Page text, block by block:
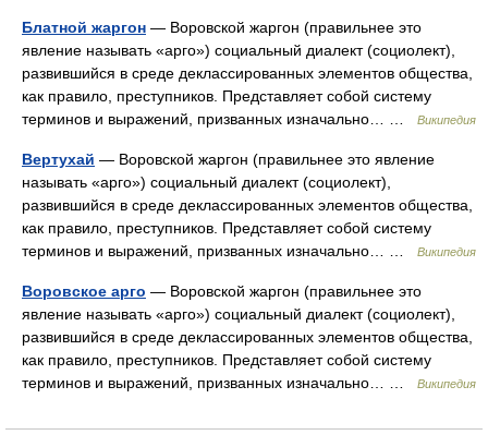
Блатной жаргон — Воровской жаргон (правильнее это
явление называть «арго») социальный диалект (социолект),
развившийся в среде деклассированных элементов общества,
как правило, преступников. Представляет собой систему
терминов и выражений, призванных изначально… …
Википедия
Вертухай — Воровской жаргон (правильнее это явление
называть «арго») социальный диалект (социолект),
развившийся в среде деклассированных элементов общества,
как правило, преступников. Представляет собой систему
терминов и выражений, призванных изначально… …
Википедия
Воровское арго — Воровской жаргон (правильнее это
явление называть «арго») социальный диалект (социолект),
развившийся в среде деклассированных элементов общества,
как правило, преступников. Представляет собой систему
терминов и выражений, призванных изначально… …
Википедия